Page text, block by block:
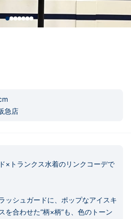
急店
×トランクス水着のリンクコーデで
ッシュガードに、ポップなアイスキ
を合わせた“柄×柄”も、色のトーン